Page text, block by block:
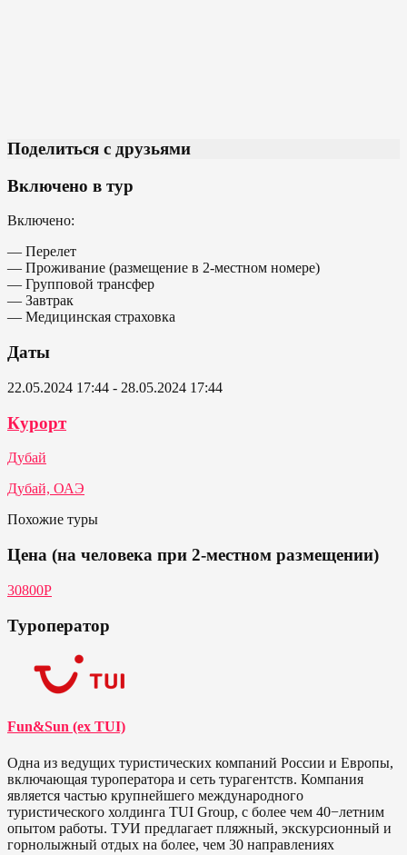
Поделиться с друзьями
Включено в тур
Включено:
— Перелет
— Проживание (размещение в 2-местном номере)
— Групповой трансфер
— Завтрак
— Медицинская страховка
Даты
22.05.2024 17:44 - 28.05.2024 17:44
Курорт
Дубай
Дубай, ОАЭ
Похожие туры
Цена (на человека при 2-местном размещении)
30800Р
Туроператор
Fun&Sun (ex TUI)
Одна из ведущих туристических компаний России и Европы,
включающая туроператора и сеть турагентств. Компания
является частью крупнейшего международного
туристического холдинга TUI Group, с более чем 40−летним
опытом работы. ТУИ предлагает пляжный, экскурсионный и
горнолыжный отдых на более, чем 30 направлениях